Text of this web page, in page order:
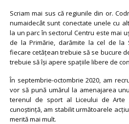
Scriam mai sus că regiunile din or.
numaidecât sunt conectate unele cu
la un parc în sectorul Centru este mai
de la Primărie, darămite la cel de la
fiecare cetățean trebuie să se bucure
trebuie să își apere spațiile libere de
În septembrie-octombrie 2020, am
vor să pună umărul la amenajarea
terenul de sport al Liceului de Arte
cunoștință, am stabilit următoarele
merită mai mult.